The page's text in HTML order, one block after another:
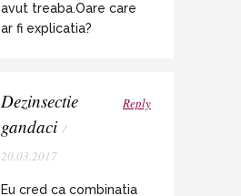
avut treaba.Oare care
ar fi explicatia?
Dezinsectie
gandaci /
20.03.2017
Reply
Eu cred ca combinatia